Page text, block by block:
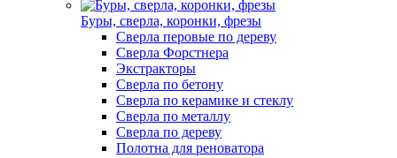
Буры, сверла, коронки, фрезы
Сверла перовые по дереву
Сверла Форстнера
Экстракторы
Сверла по бетону
Сверла по керамике и стеклу
Сверла по металлу
Сверла по дереву
Полотна для реноватора